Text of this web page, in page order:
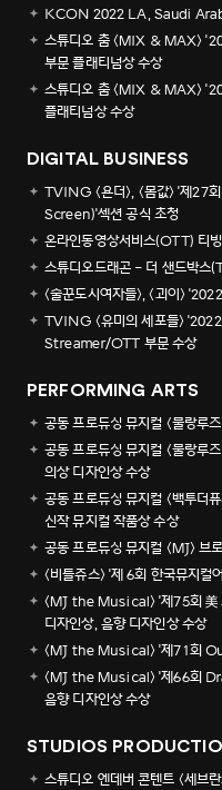
KCON 2022 LA, Saudi
스튜디오 춤 <MIX & MAX>
부문 플래티넘상 수상
스튜디오 춤 <MIX & MAX>
플래티넘상 수상
DIGITAL BUSINESS
TVING <욘더>, <몸값> '제27
Screen)'섹션 공식 초청
온라인동영상서비스(OTT) 티
스튜디오드래곤 - 더 샌드박
<술꾼도시여자들>, <괴이>
TVING <유미의 세포들>
Streamer/OTT 부문 수상
PERFORMING ARTS
공동 프로듀싱 뮤지컬 <물랑루
공동 프로듀싱 뮤지컬 <물랑루
의상 디자인상 수상
공동 프로듀싱 뮤지컬 <백투더
신작 뮤지컬 작품상 수상
공동 프로듀싱 뮤지컬 <MJ> 브
<비틀쥬스> '제 6회 한국뮤지컬
<MJ the Musical> '제75회 美
디자인상, 음향 디자인상 수상
<MJ the Musical> '제71회
<MJ the Musical> '제66회
음향 디자인상 수상
STUDIOS
스튜디오 엔데버 콘텐트 <세브